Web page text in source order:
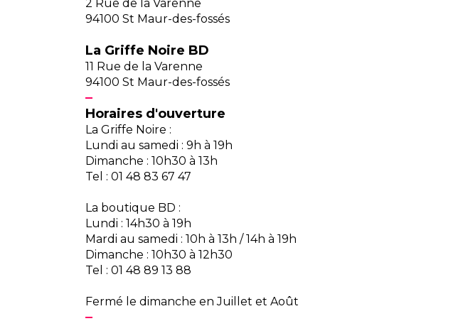
2 Rue de la Varenne
94100 St Maur-des-fossés
La Griffe Noire BD
11 Rue de la Varenne
94100 St Maur-des-fossés
Horaires d'ouverture
La Griffe Noire :
Lundi au samedi : 9h à 19h
Dimanche : 10h30 à 13h
Tel : 01 48 83 67 47
La boutique BD :
Lundi : 14h30 à 19h
Mardi au samedi : 10h à 13h / 14h à 19h
Dimanche : 10h30 à 12h30
Tel : 01 48 89 13 88
Fermé le dimanche en Juillet et Août